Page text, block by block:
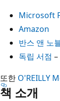
Microsoft
Amazon
반스 앤 노
독립 서점
또한 O'REILLY
책 소개